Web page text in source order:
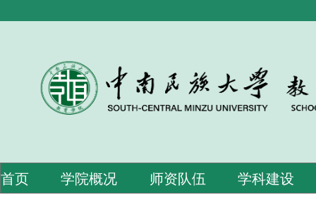
首页 学院概况 师资队伍 学科建设